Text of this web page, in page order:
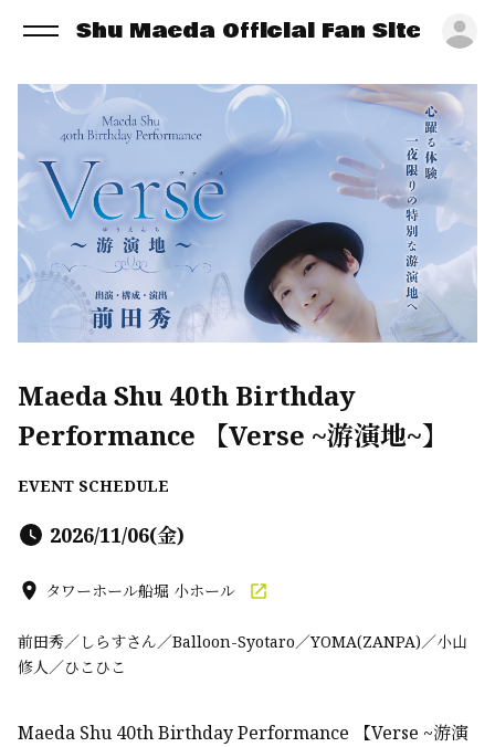
Shu Maeda Official Fan Site
Maeda Shu 40th Birthday
Performance 【Verse ~游演地~】
EVENT SCHEDULE
2026/11/06(金)
タワーホール船堀 小ホール
前田秀／しらすさん／Balloon-Syotaro／YOMA(ZANPA)／小山
修人／ひこひこ
Maeda Shu 40th Birthday Performance 【Verse ~游演